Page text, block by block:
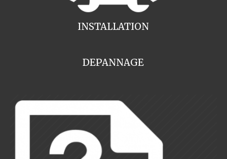
INSTALLATION
DEPANNAGE